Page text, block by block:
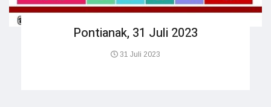
Pontianak, 31 Juli 2023
31 Juli 2023